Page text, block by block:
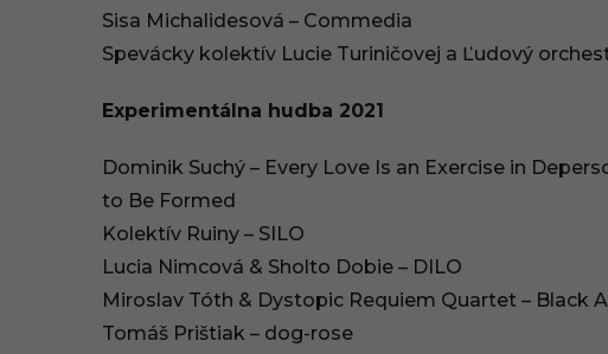
Sisa Michalidesová – Commedia
Spevácky kolektív Lucie Turiničovej a Ľudový
Experimentálna hudba 2021
Dominik Suchý – Every Love Is an Exercise in
to Be Formed
Kolektív Ruiny – SILO
Lucia Nimcová & Sholto Dobie – DILO
Miroslav Tóth & Dystopic Requiem Quartet – Black
Tomáš Prištiak – dog-rose